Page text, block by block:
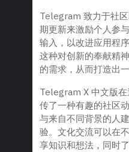
Telegram 致力于社
期更新来激励个人参
输入，以改进应用程
这种对创新的奉献精
的需求，从而打造出
Telegram X 中文版
传了一种有趣的社区
与来自不同背景的人
验。文化交流可以在
享知识和想法，同时